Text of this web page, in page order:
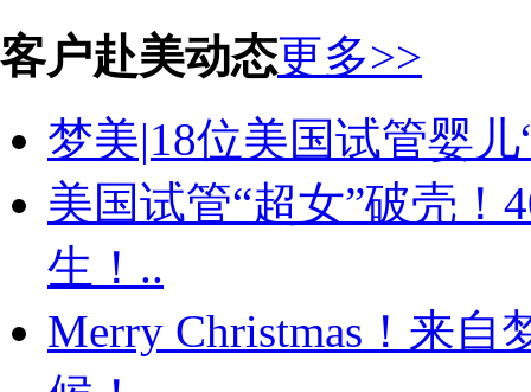
客户赴美动态更多>>
梦美|18位美国试管婴
美国试管“超女”破壳！
生！..
Merry Christmas！来